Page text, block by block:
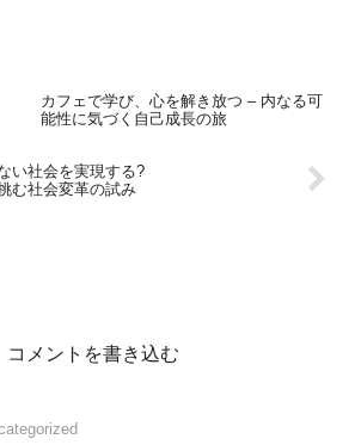
カフェで学び、心を解き放つ – 内なる可
能性に気づく自己成長の旅
い社会を実現する?
む社会変革の試み
コメントを書き込む